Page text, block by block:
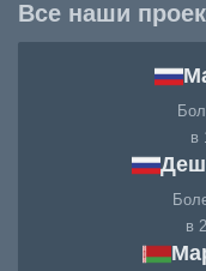
Все наши
в
в